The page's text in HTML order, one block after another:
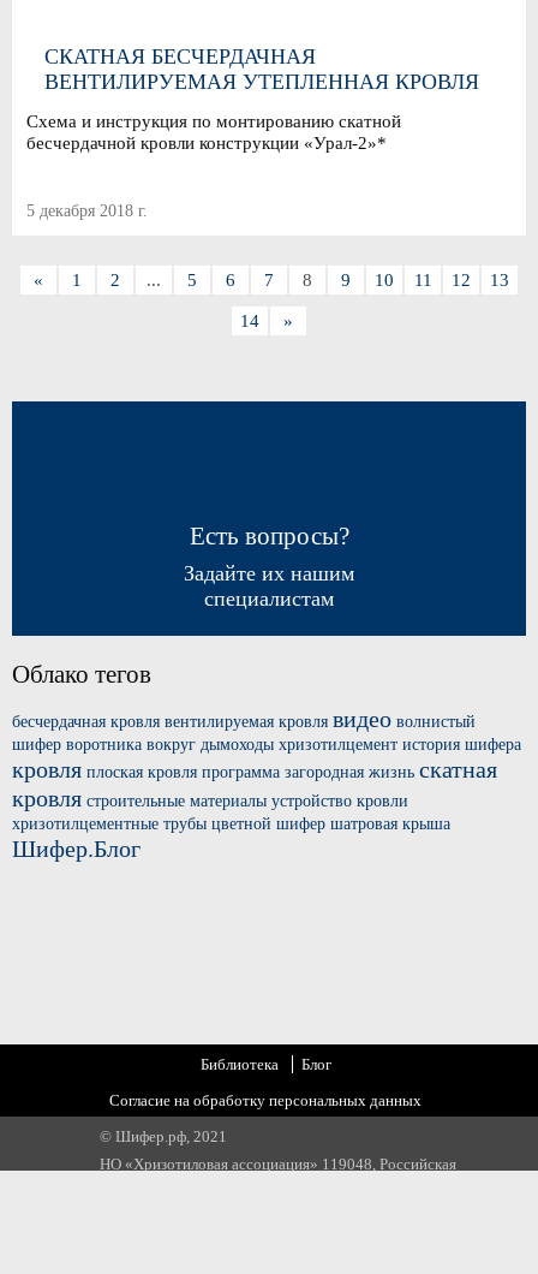
СКАТНАЯ БЕСЧЕРДАЧНАЯ
ВЕНТИЛИРУЕМАЯ УТЕПЛЕННАЯ КРОВЛЯ
Схема и инструкция по монтированию скатной
бесчердачной кровли конструкции «Урал-2»*
5 декабря 2018 г.
« 1 2 ... 5 6 7 8 9 10 11 12 13
14 »
Есть вопросы?
Задайте их нашим
специалистам
Облако тегов
бесчердачная кровля вентилируемая кровля видео волнистый
шифер воротника вокруг дымоходы хризотилцемент история шифера
кровля плоская кровля программа загородная жизнь скатная
кровля строительные материалы устройство кровли
хризотилцементные трубы цветной шифер шатровая крыша
Шифер.Блог
Библиотека
Блог
Согласие на обработку персональных данных
© Шифер.рф, 2021
НО «Хризотиловая ассоциация» 119048, Российская